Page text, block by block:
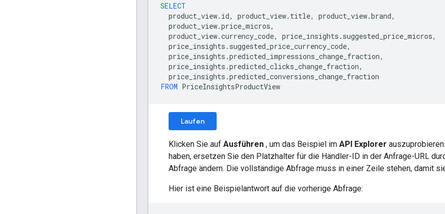
SELECT
product_view. id, product_view. title, product_view.brand,
product_view.price_micros,
product_view.currency_code, price_insights . suggested_price_micros,
price_insights . suggested_price_currency_code,
price_insights .predicted_impressions_change_fraction,
price_insights .predicted_clicks_change_fraction,
price_insights .predicted_conversions_change_fraction
FROM PriceInsightsProductView
Laufen
Klicken Sie auf Ausführen , um das Beispiel im API Explorer
haben, ersetzen Sie den Platzhalter für die Händler-ID in der Anfrage-URL
Abfrage ändern. Die vollständige Abfrage muss in einer Zeile stehen, damit
Hier ist eine Beispielantwort auf die vorherige Abfrage: